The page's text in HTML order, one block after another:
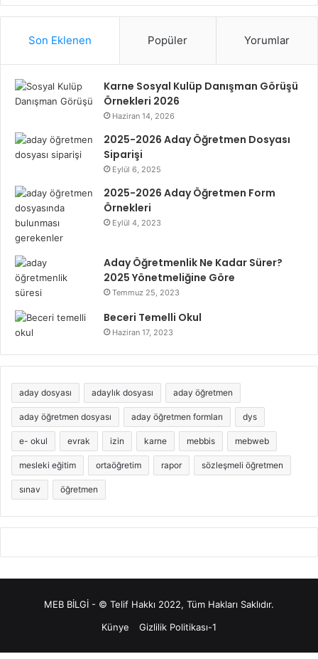
Son Eklenen Popüler Yorumlar
Karne Sosyal Kulüp Danışman Görüşü
Örnekleri 2026
Haziran 14, 2026
2025-2026 Aday Öğretmen Dosyası
Siparişi
Eylül 6, 2025
2025-2026 Aday Öğretmen Form
Örnekleri
Eylül 4, 2023
Aday Öğretmenlik Ne Kadar Sürer?
2025 Yönetmeliğine Göre
Temmuz 25, 2023
Beceri Temelli Okul
Haziran 17, 2023
aday dosyası adaylık dosyası aday öğretmen
aday öğretmen dosyası aday öğretmen formları dys
e- okul evrak izin karne mebbis mebweb
mesleki eğitim ortaöğretim rapor sözleşmeli öğretmen
sınav öğretmen
MEB BİLGİ - © Telif Hakkı 2022, Tüm Hakları Saklıdır.
Künye
Gizlilik Politikası-1